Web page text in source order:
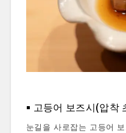
고등어 보즈시(압착
눈길을 사로잡는 고등어